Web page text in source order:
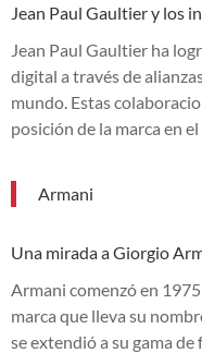
Jean Paul Gaultier y los
Jean Paul Gaultier ha
digital a través de
mundo. Estas
posición de la marca en
Armani
Una mirada a Giorgio
Armani comenzó en
marca que lleva su
se extendió a su gama de